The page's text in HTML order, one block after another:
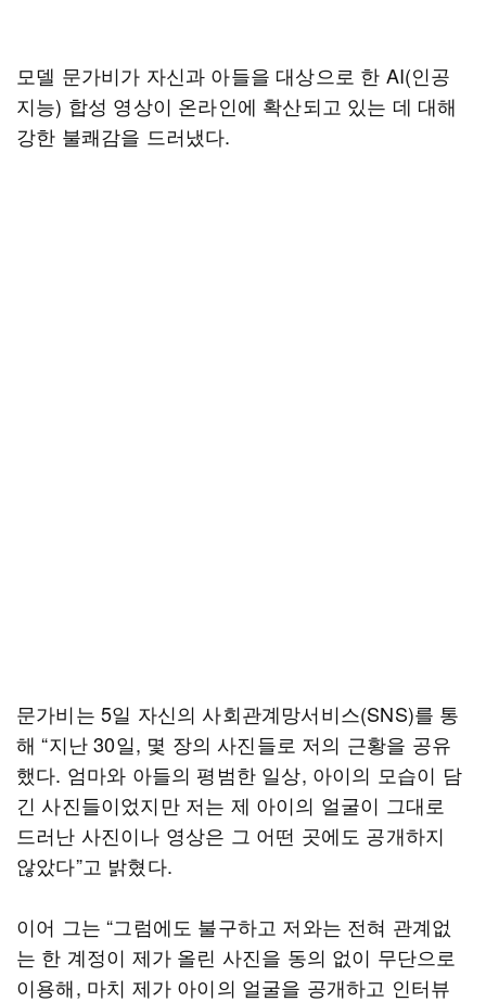
모델 문가비가 자신과 아들을 대상으로 한 AI(인공
지능) 합성 영상이 온라인에 확산되고 있는 데 대해
강한 불쾌감을 드러냈다.
문가비는 5일 자신의 사회관계망서비스(SNS)를 통
해 “지난 30일, 몇 장의 사진들로 저의 근황을 공유
했다. 엄마와 아들의 평범한 일상, 아이의 모습이 담
긴 사진들이었지만 저는 제 아이의 얼굴이 그대로
드러난 사진이나 영상은 그 어떤 곳에도 공개하지
않았다”고 밝혔다.
이어 그는 “그럼에도 불구하고 저와는 전혀 관계없
는 한 계정이 제가 올린 사진을 동의 없이 무단으로
이용해, 마치 제가 아이의 얼굴을 공개하고 인터뷰